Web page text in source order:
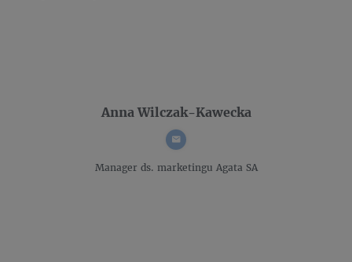
Anna Wilczak-Kawecka
Manager ds. marketingu Agata SA